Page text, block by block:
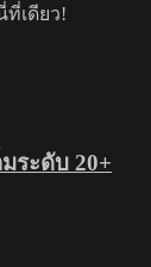
เดียว!
ระดับ 20+